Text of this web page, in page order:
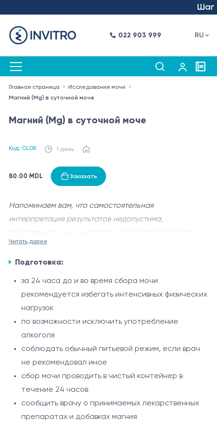
Шаг
022 903 999 RU
Главная страница
Исследования мочи
Магний (Mg) в суточной моче
Магний (Mg) в суточной моче
Код: CL08 1 день
80.00 MDL Заказать
Напоминаем вам, что самостоятельная
интерпретация результатов недопустима,
справочный характер.
оценить обмен магния в организме и его выведение
почками. Магний является важным макроэлементом,
участвующим в работе нервной системы, мышечного
сокращения, энергетического обмена и регуляции
сердечного ритма.
Исследование используется для диагностики
нарушений магниевого обмена, оценки потерь
магния с мочой и выявления причин гипомагниемии
или гипермагниурии.
Показания
подозрение на дефицит или избыток магния
мышечные судороги, слабость, повышенная
утомляемость
нарушения сердечного ритма
хронические заболевания почек
Процедура
Читать далее
Подготовка:
за 24 часа до и во время сбора мочи
рекомендуется избегать интенсивных физических
нагрузок
по возможности исключить употребление
алкоголя
соблюдать обычный питьевой режим, если врач
не рекомендовал иное
сбор мочи проводить в чистый контейнер в
течение 24 часов
сообщить врачу о принимаемых лекарственных
препаратах и добавках магния